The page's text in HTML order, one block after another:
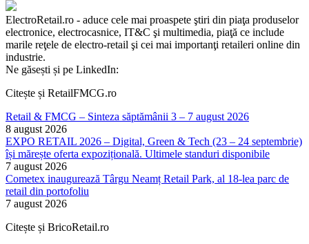
ElectroRetail.ro - aduce cele mai proaspete ştiri din piaţa produselor
electronice, electrocasnice, IT&C şi multimedia, piaţă ce include
marile reţele de electro-retail şi cei mai importanţi retaileri online din
industrie.
Ne găsești și pe LinkedIn:
Citește și RetailFMCG.ro
Retail & FMCG – Sinteza săptămânii 3 – 7 august 2026
8 august 2026
EXPO RETAIL 2026 – Digital, Green & Tech (23 – 24 septembrie)
își mărește oferta expozițională. Ultimele standuri disponibile
7 august 2026
Cometex inaugurează Târgu Neamț Retail Park, al 18-lea parc de
retail din portofoliu
7 august 2026
Citește și BricoRetail.ro